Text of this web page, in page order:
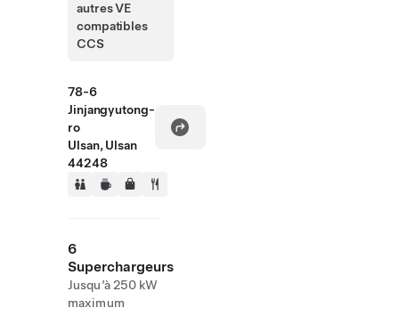
autres VE
compatibles
CCS
78-6
Jinjangyutong-
ro
Ulsan, Ulsan
44248
6
Superchargeurs
Jusqu’à 250 kW
maximum